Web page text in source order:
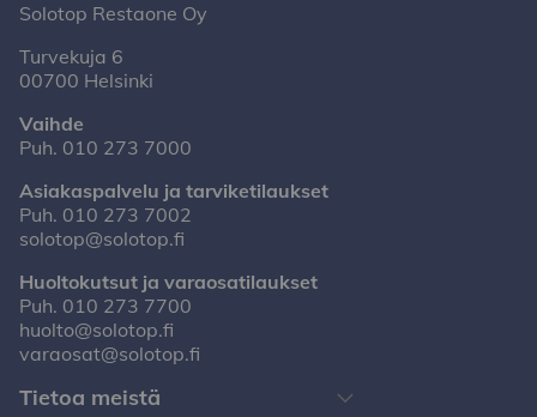
Solotop Restaone Oy
Turvekuja 6
00700 Helsinki
Vaihde
Puh. 010 273 7000
Asiakaspalvelu ja tarviketilaukset
Puh. 010 273 7002
solotop@solotop.fi
Huoltokutsut ja varaosatilaukset
Puh. 010 273 7700
huolto@solotop.fi
varaosat@solotop.fi
Tietoa meistä